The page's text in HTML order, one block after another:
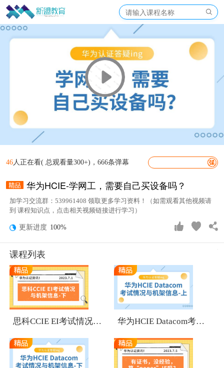
46人正在看( 总观看量300+)，666条弹幕
华为HCIE-学网工，需要自己买设备吗？
加学习交流群：539961408 领取更多学习资料！（如需观看其他视频请
到 课程知识点，点击相关视频链接进行学习）
更新进度 100%
课程列表
思科CCIE EI考试情况与机架信息-下 华为HCIE Datacom考试情况与机架信息-上